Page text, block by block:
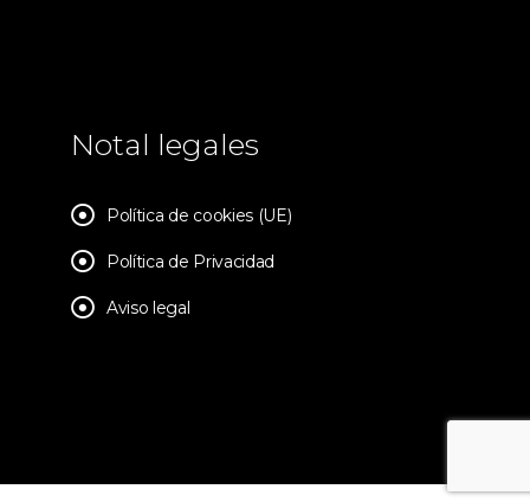
Notal legales
Política de cookies (UE)
Política de Privacidad
Aviso legal